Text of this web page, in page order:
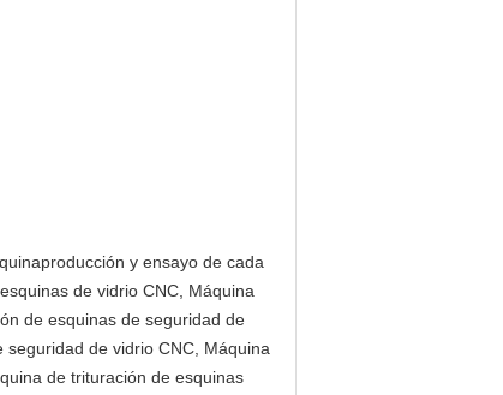
producción y ensayo de cada
de vidrio CNC, Máquina
de esquinas de seguridad de
de vidrio CNC, Máquina
de trituración de esquinas